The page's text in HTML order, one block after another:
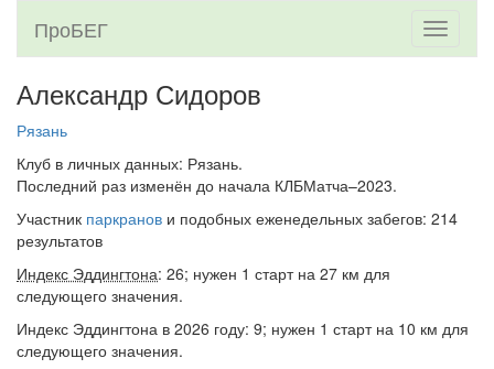
Toggle
ПроБЕГ
Александр Сидоров
Рязань
Клуб в личных данных: Рязань.
Последний раз изменён до начала КЛБМатча–2023.
Участник паркранов и подобных еженедельных забегов: 214
результатов
Индекс Эддингтона: 26; нужен 1 старт на 27 км для
следующего значения.
Индекс Эддингтона в 2026 году: 9; нужен 1 старт на 10 км для
следующего значения.